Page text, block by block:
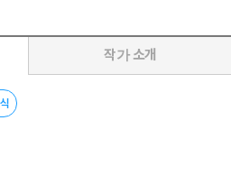
후 내내 꼴찌 성적인 큐디는 급기
디의 상사는 사랑을 이해하지 못
운 타깃을 배정한다. 큐디의 새로운
성 ‘박신조’. 큐디는 하루 종일 신조
작가 소개